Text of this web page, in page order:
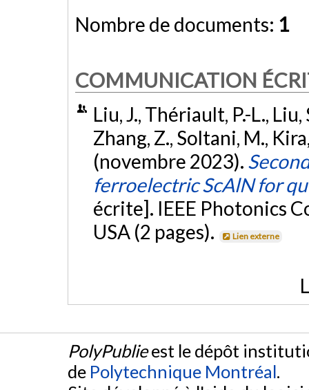
Nombre de documents: 1
COMMUNICATION
Liu, J., Thériault, P.-L.,
Zhang, Z., Soltani, M.,
(novembre 2023).
ferroelectric ScAlN for
écrite]. IEEE Photonics
USA (2 pages).
Lien externe
PolyPublieest le dépôt
de Polytechnique Montréal.